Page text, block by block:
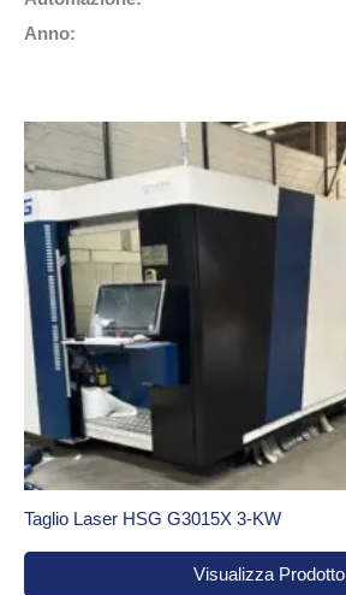
Anno:
Taglio Laser HSG G3015X 3-KW
Visualizza Prodotto